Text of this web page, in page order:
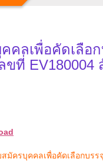
คลเพื่อคัดเลือ
ขที่ EV180004
สมัครบุคคลเพื่อคัดเลือกบร